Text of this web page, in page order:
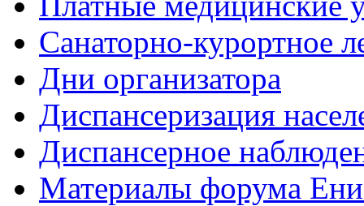
Санаторно-курортное
Дни организатора
Диспансеризация
Диспансерное
Материалы форума